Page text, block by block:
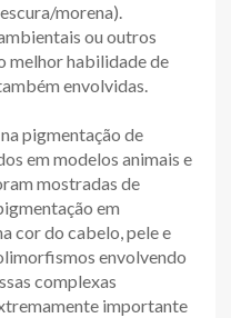
morena).
ou outros
melhor habilidade de
envolvidas.
pigmentação de
em modelos animais e
mostradas de
em
cor do cabelo, pele e
envolvendo
complexas
importante